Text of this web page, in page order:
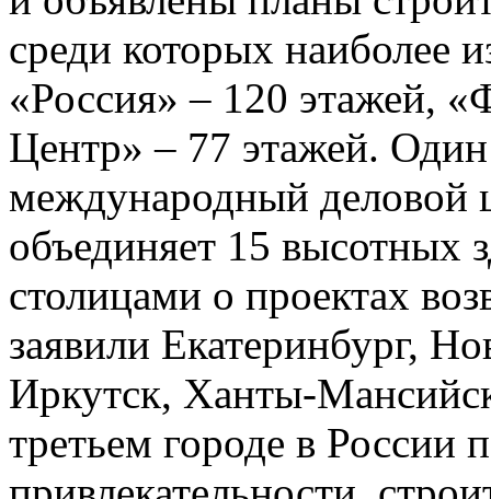
среди которых наиболее
«Россия» – 120 этажей,
Центр» – 77 этажей.
международный деловой
объединяет 15 высотных
столицами о проектах
заявили Екатеринбург,
Иркутск, Ханты-
третьем городе в России